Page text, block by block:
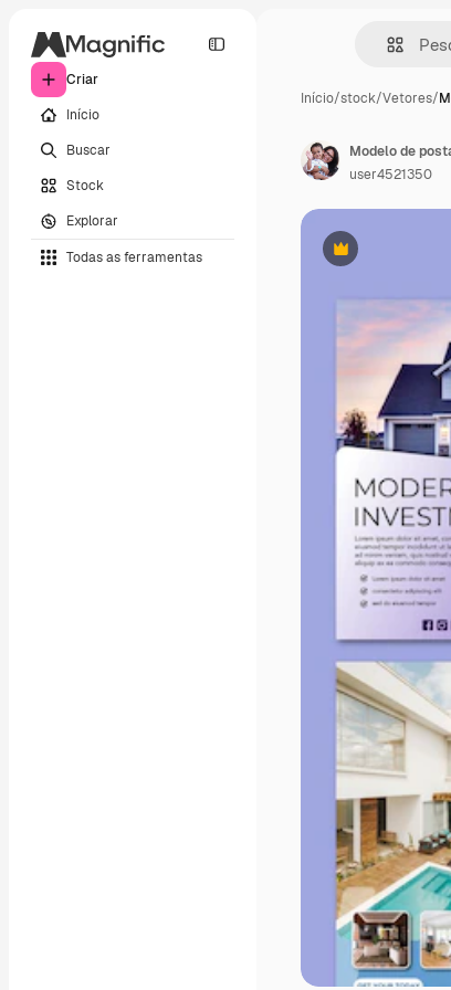
Criar
Início
Buscar
Stock
Explorar
Todas as ferramentas
Início/stock/Vetores/
Premium
user4521350